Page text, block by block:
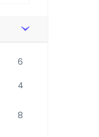
6
4
8